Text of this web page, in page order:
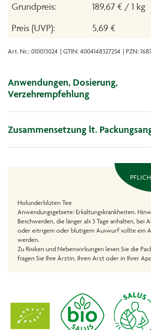
Grundpreis:
189,67 € / 1 kg
Preis (UVP):
5,69 €
Art. Nr.: 010013024 | GTIN: 4004148327254 | PZN:
Anwendungen, Dosierung,
Verzehrempfehlung
Zusammensetzung lt.
Holunderblüten Tee
Anwendungsgebiete: Erkältungskrankheiten.
Beschwerden, die länger als 3 Tage anhalten, bei
oder eitrigem oder blutigem Auswurf sollte ein
werden.
Zu Risiken und Nebenwirkungen lesen Sie die
fragen Sie Ihre Ärztin, Ihren Arzt oder in Ihrer